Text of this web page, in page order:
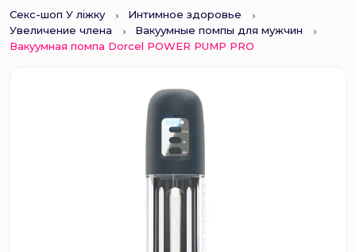
Секс-шоп У ліжку
Интимное здоровье
Увеличение члена
Вакуумные помпы для мужчин
Вакуумная помпа Dorcel POWER PUMP PRO